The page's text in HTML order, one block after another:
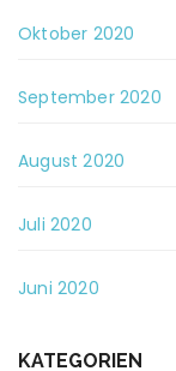
Oktober 2020
September 2020
August 2020
Juli 2020
Juni 2020
KATEGORIEN